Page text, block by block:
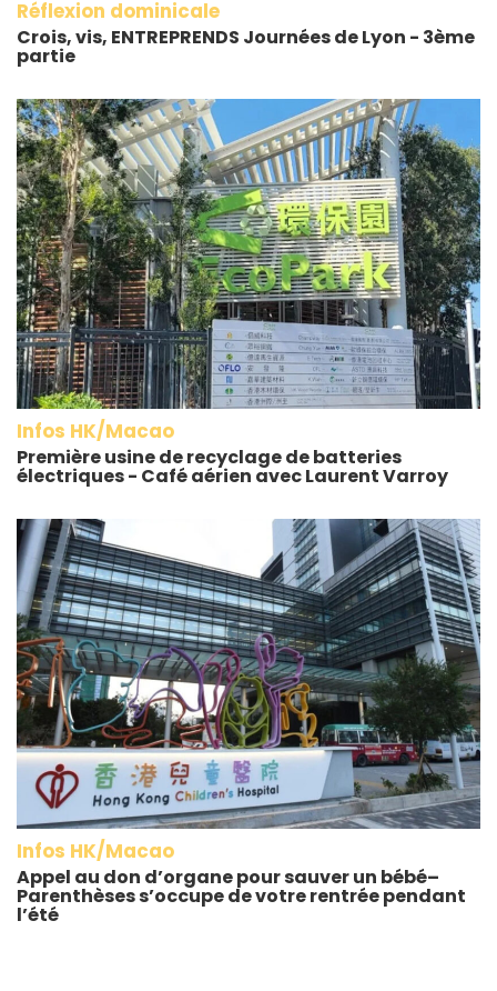
Réflexion dominicale
Crois, vis, ENTREPRENDS Journées de Lyon - 3ème
partie
Infos HK/Macao
Première usine de recyclage de batteries
électriques - Café aérien avec Laurent Varroy
Infos HK/Macao
Appel au don d’organe pour sauver un bébé–
Parenthèses s’occupe de votre rentrée pendant
l’été